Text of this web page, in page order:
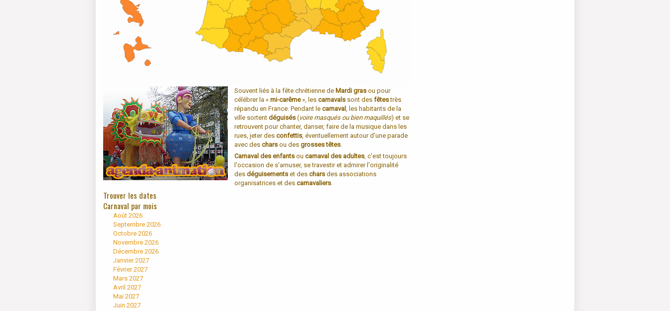
Souvent liés à la fête chrétienne de Mardi gras ou pour
célébrer la « mi-carême», les carnavals sont des fêtestrès
répandu en France. Pendant le carnaval , les habitants de la
ville sortent déguisés (voire masqués ou bien maquillés) et se
retrouvent pour chanter, danser, faire de la musique dans les
rues, jeter des confettis, éventuellement autour d'une parade
avec des chars ou des grosses têtes.
Carnaval des enfants ou carnaval des adultes, c'est toujours
l'occasion de s'amuser, se travestir et admirer l'originalité
des déguisements et des chars des associations
organisatrices et des carnavaliers.
Trouver les dates
Carnaval par mois
Août 2026
Septembre 2026
Octobre 2026
Novembre 2026
Décembre 2026
Janvier 2027
Février 2027
Mars 2027
Avril 2027
Mai 2027
Juin 2027